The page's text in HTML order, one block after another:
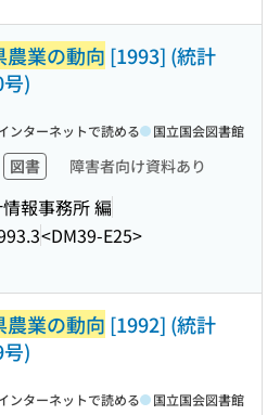
農業の動向 [1993] (統計
)
図書 障害者向け資料あり
報事務所 編
<DM39-E25>
ンターネットで読める 国立国会図書館
農業の動向 [1992] (統計
)
ンターネットで読める 国立国会図書館